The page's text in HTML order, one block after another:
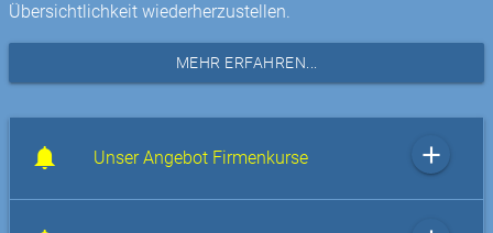
Übersichtlichkeit wiederherzustellen.
MEHR ERFAHREN...
Unser Angebot Firmenkurse add